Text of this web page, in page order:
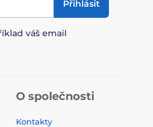
Přihlásit
váš email
O společnosti
Kontakty